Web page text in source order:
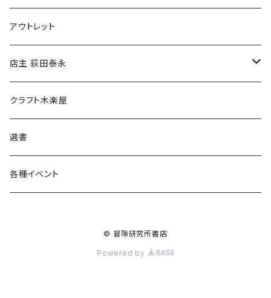
マグカップ
傘
食料品
その他
アウトレット
店主 荻田泰永
書籍
ウェア
クラフト木楽屋
選書
各種イベント
© 冒険研究所書店
Powered by